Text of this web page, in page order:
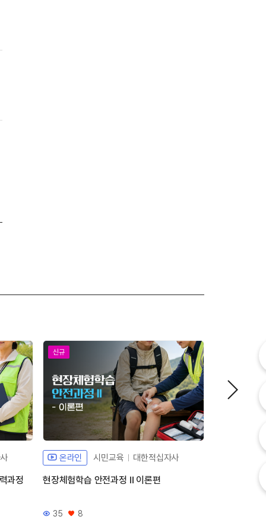
과정
신규
온라인 시민교육 대한적십자사
현장체험학습 안전과정 Ⅱ 이론편
조회수
35
좋아요
8
현장체험학